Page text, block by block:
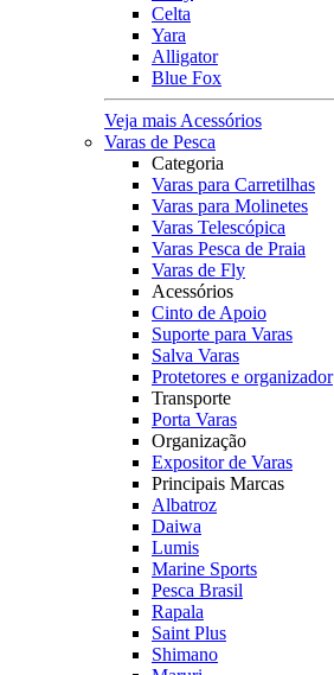
Celta
Yara
Alligator
Blue Fox
Veja mais Acessórios
Varas de Pesca
Categoria
Varas para Carretilhas
Varas para Molinetes
Varas Telescópica
Varas Pesca de Praia
Varas de Fly
Acessórios
Cinto de Apoio
Suporte para Varas
Salva Varas
Protetores e organizador
Transporte
Porta Varas
Organização
Expositor de Varas
Principais Marcas
Albatroz
Daiwa
Lumis
Marine Sports
Pesca Brasil
Rapala
Saint Plus
Shimano